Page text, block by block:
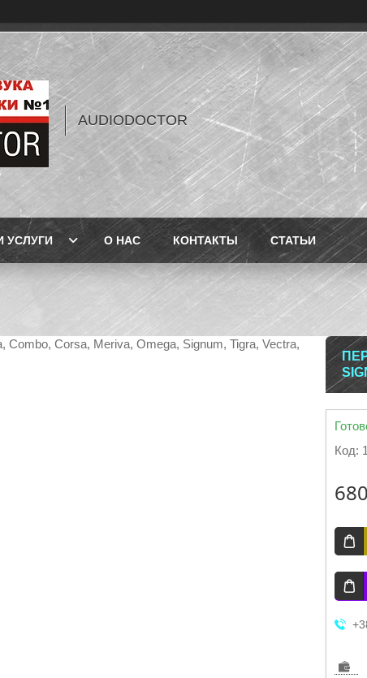
AUDIODOCTOR
УСЛУГИ О НАС КОНТАКТЫ СТАТЬИ
Код: